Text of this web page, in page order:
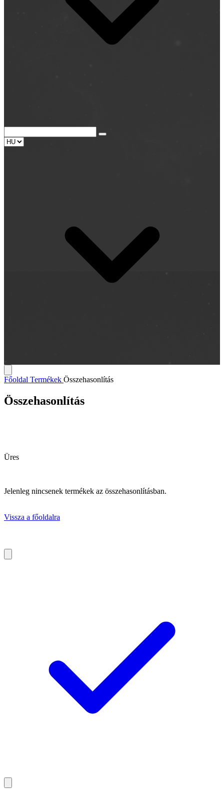
Főoldal Termékek Összehasonlítás
Összehasonlítás
Üres
Jelenleg nincsenek termékek az összehasonlításban.
Vissza a főoldalra